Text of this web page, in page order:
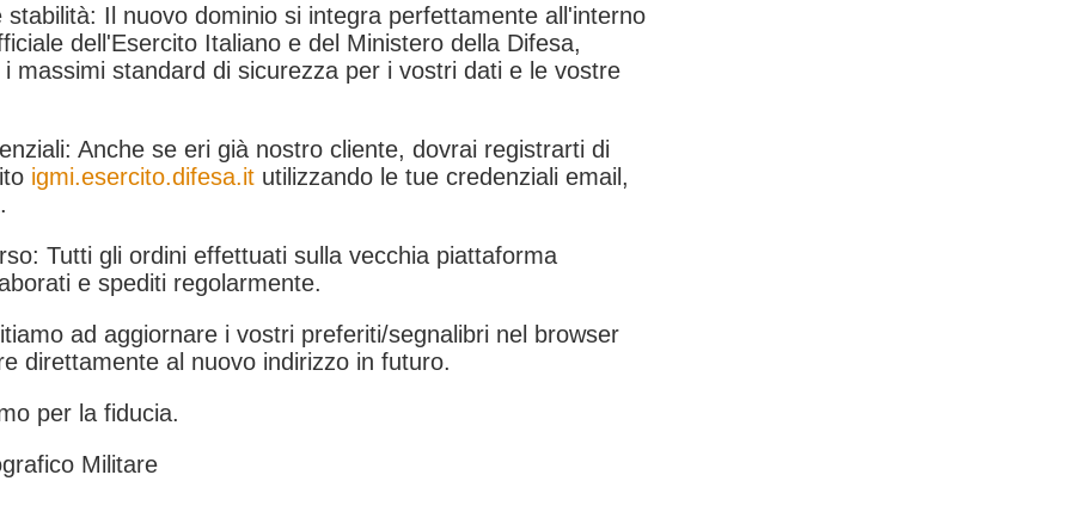
stabilità: Il nuovo dominio si integra perfettamente all'interno
dell'Esercito Italiano e del Ministero della Difesa,
massimi standard di sicurezza per i vostri dati e le vostre
Anche se eri già nostro cliente, dovrai registrarti di
igmi.esercito.difesa.it utilizzando le tue credenziali email,
Tutti gli ordini effettuati sulla vecchia piattaforma
e spediti regolarmente.
ad aggiornare i vostri preferiti/segnalibri nel browser
direttamente al nuovo indirizzo in futuro.
per la fiducia.
Militare